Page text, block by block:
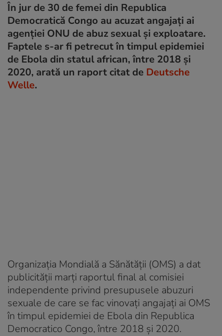
În jur de 30 de femei din Republica
Democratică Congo au acuzat angajați ai
agenției ONU de abuz sexual și exploatare.
Faptele s-ar fi petrecut în timpul epidemiei
de Ebola din statul african, între 2018 și
2020, arată un raport citat de Deutsche
Welle.
Organizația Mondială a Sănătății (OMS) a dat
publicității marți raportul final al comisiei
independente privind presupusele abuzuri
sexuale de care se fac vinovați angajați ai OMS
în timpul epidemiei de Ebola din Republica
Democratico Congo, între 2018 și 2020.